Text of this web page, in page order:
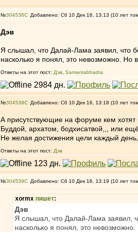
№304536 Добавлено: Сб 10 Дек 16, 13:13 (10 лет
Дэв
Я слышал, что Далай-Лама заявил, что
насколько я понял, это невозможно. Но
Ответы на этот пост: Дэв Samantabhadra
№304538 Добавлено: Сб 10 Дек 16, 13:18 (10 лет
А присутствующие на форуме кем хотят
Буддой, архатом, бодхисатвой,,, или
Не желая достижения цели каждый
Ответы на этот пост: Дэв
№304539 Добавлено: Сб 10 Дек 16, 13:19 (10 лет
xormx пишет:
Дэв
Я слышал, что Далай-Лама заявил,
насколько я понял, это